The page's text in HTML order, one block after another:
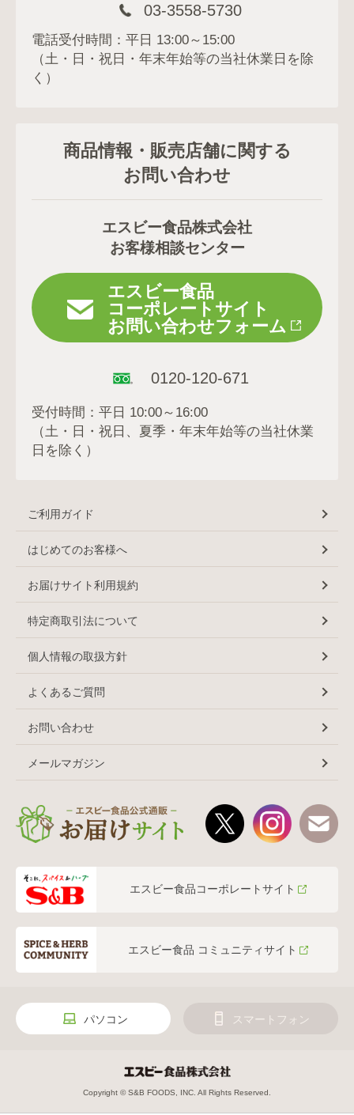
03-3558-5730
電話受付時間：平日 13:00～15:00
（土・日・祝日・年末年始等の当社休業日を除
く）
商品情報・販売店舗に関する
お問い合わせ
エスビー食品株式会社
お客様相談センター
エスビー食品
コーポレートサイト
お問い合わせフォーム
0120-120-671
受付時間：平日 10:00～16:00
（土・日・祝日、夏季・年末年始等の当社休業
日を除く）
ご利用ガイド
はじめてのお客様へ
お届けサイト利用規約
特定商取引法について
個人情報の取扱方針
よくあるご質問
お問い合わせ
メールマガジン
エスビー食品コーポレートサイト
エスビー食品 コミュニティサイト
パソコン スマートフォン
Copyright © S&B FOODS, INC. All Rights Reserved.